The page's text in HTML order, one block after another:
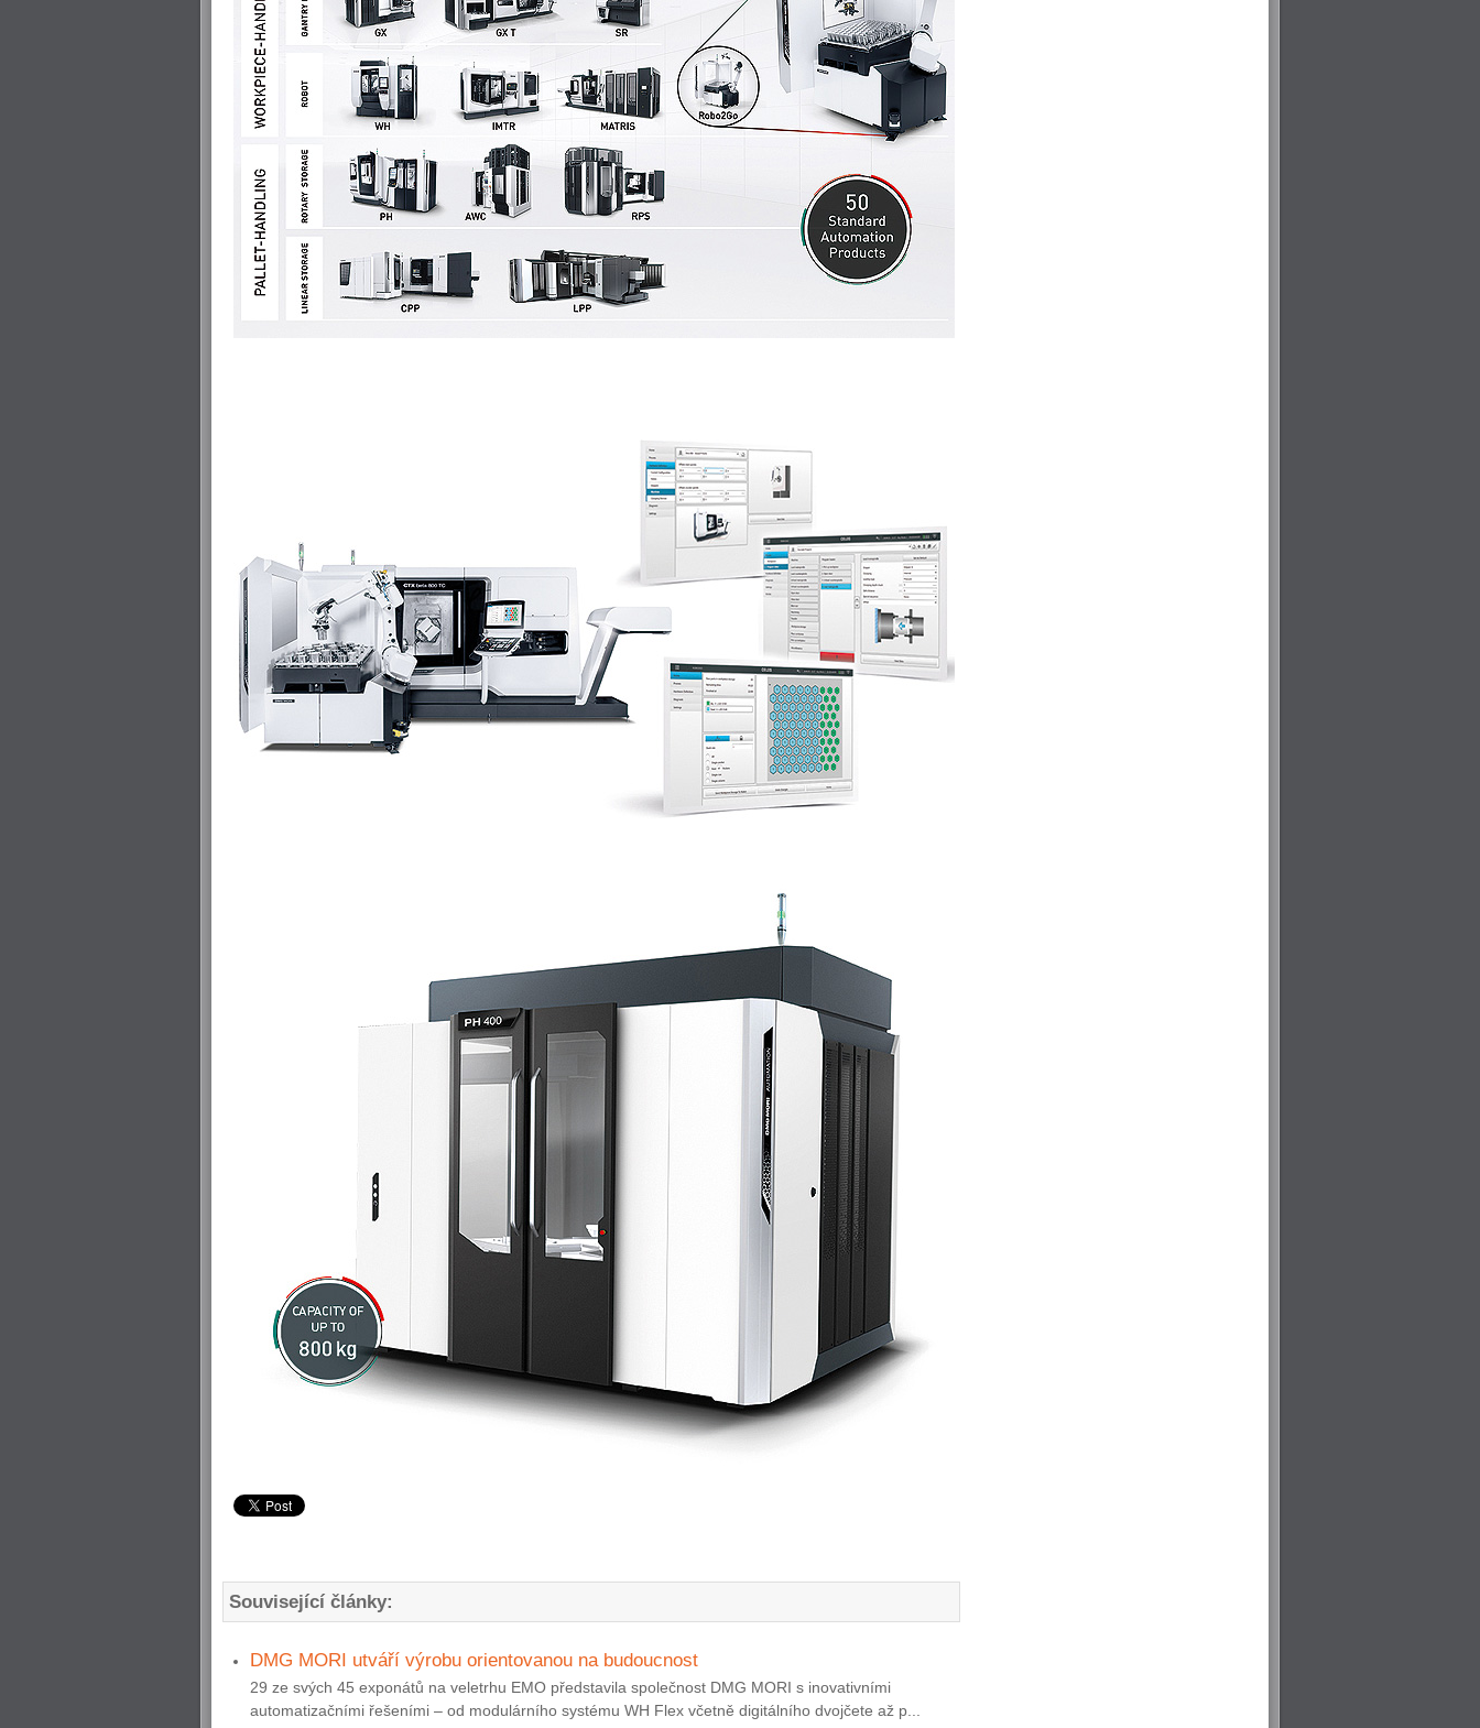
Související články:
DMG MORI utváří výrobu orientovanou na budoucnost
29 ze svých 45 exponátů na veletrhu EMO představila společnost DMG MORI s inovativními
automatizačními řešeními – od modulárního systému WH Flex včetně digitálního dvojčete až p...